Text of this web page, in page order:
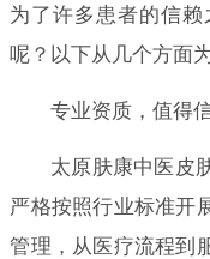
为了许多患者的信
呢？以下从几个方面
专业资质，值得
太原肤康中医皮
严格按照行业标准开
管理，从医疗流程到